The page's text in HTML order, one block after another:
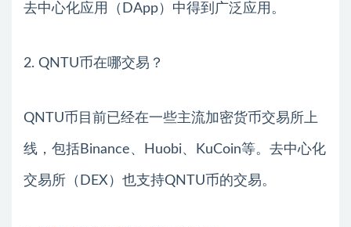
去中心化应用（DApp）中得到广泛应用。
2. QNTU币在哪交易？
QNTU币目前已经在一些主流加密货币交易所上
线，包括Binance、Huobi、KuCoin等。去中心化
交易所（DEX）也支持QNTU币的交易。